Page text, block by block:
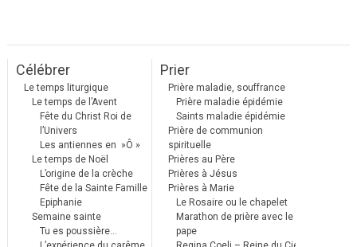
Célébrer
Le temps liturgique
Le temps de l’Avent
Fête du Christ Roi de
l’Univers
Les antiennes en »Ô »
Le temps de Noël
L’origine de la crèche
Fête de la Sainte Famille
Epiphanie
Semaine sainte
Tu es poussière…
Prier
Prière maladie, souffrance
Prière maladie épidémie
Saints maladie épidémie
Prière de communion
spirituelle
Prières au Père
Prières à Jésus
Prières à Marie
Le Rosaire ou le chapelet
Marathon de prière avec le
pape